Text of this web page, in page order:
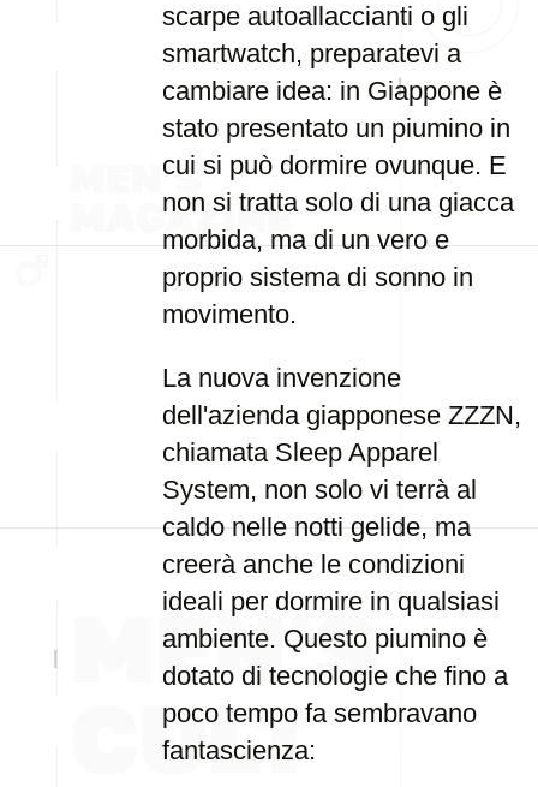
scarpe autoallaccianti o gli
smartwatch, preparatevi a
cambiare idea: in Giappone è
stato presentato un piumino in
cui si può dormire ovunque. E
non si tratta solo di una giacca
morbida, ma di un vero e
proprio sistema di sonno in
movimento.
La nuova invenzione
dell'azienda giapponese ZZZN,
chiamata Sleep Apparel
System, non solo vi terrà al
caldo nelle notti gelide, ma
creerà anche le condizioni
ideali per dormire in qualsiasi
ambiente. Questo piumino è
dotato di tecnologie che fino a
poco tempo fa sembravano
fantascienza: